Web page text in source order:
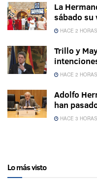
La
sábado su
HACE 2 HORAS
Trillo y
HACE 2 HORAS
Adolfo
han
HACE 3 HORAS
Lo más visto